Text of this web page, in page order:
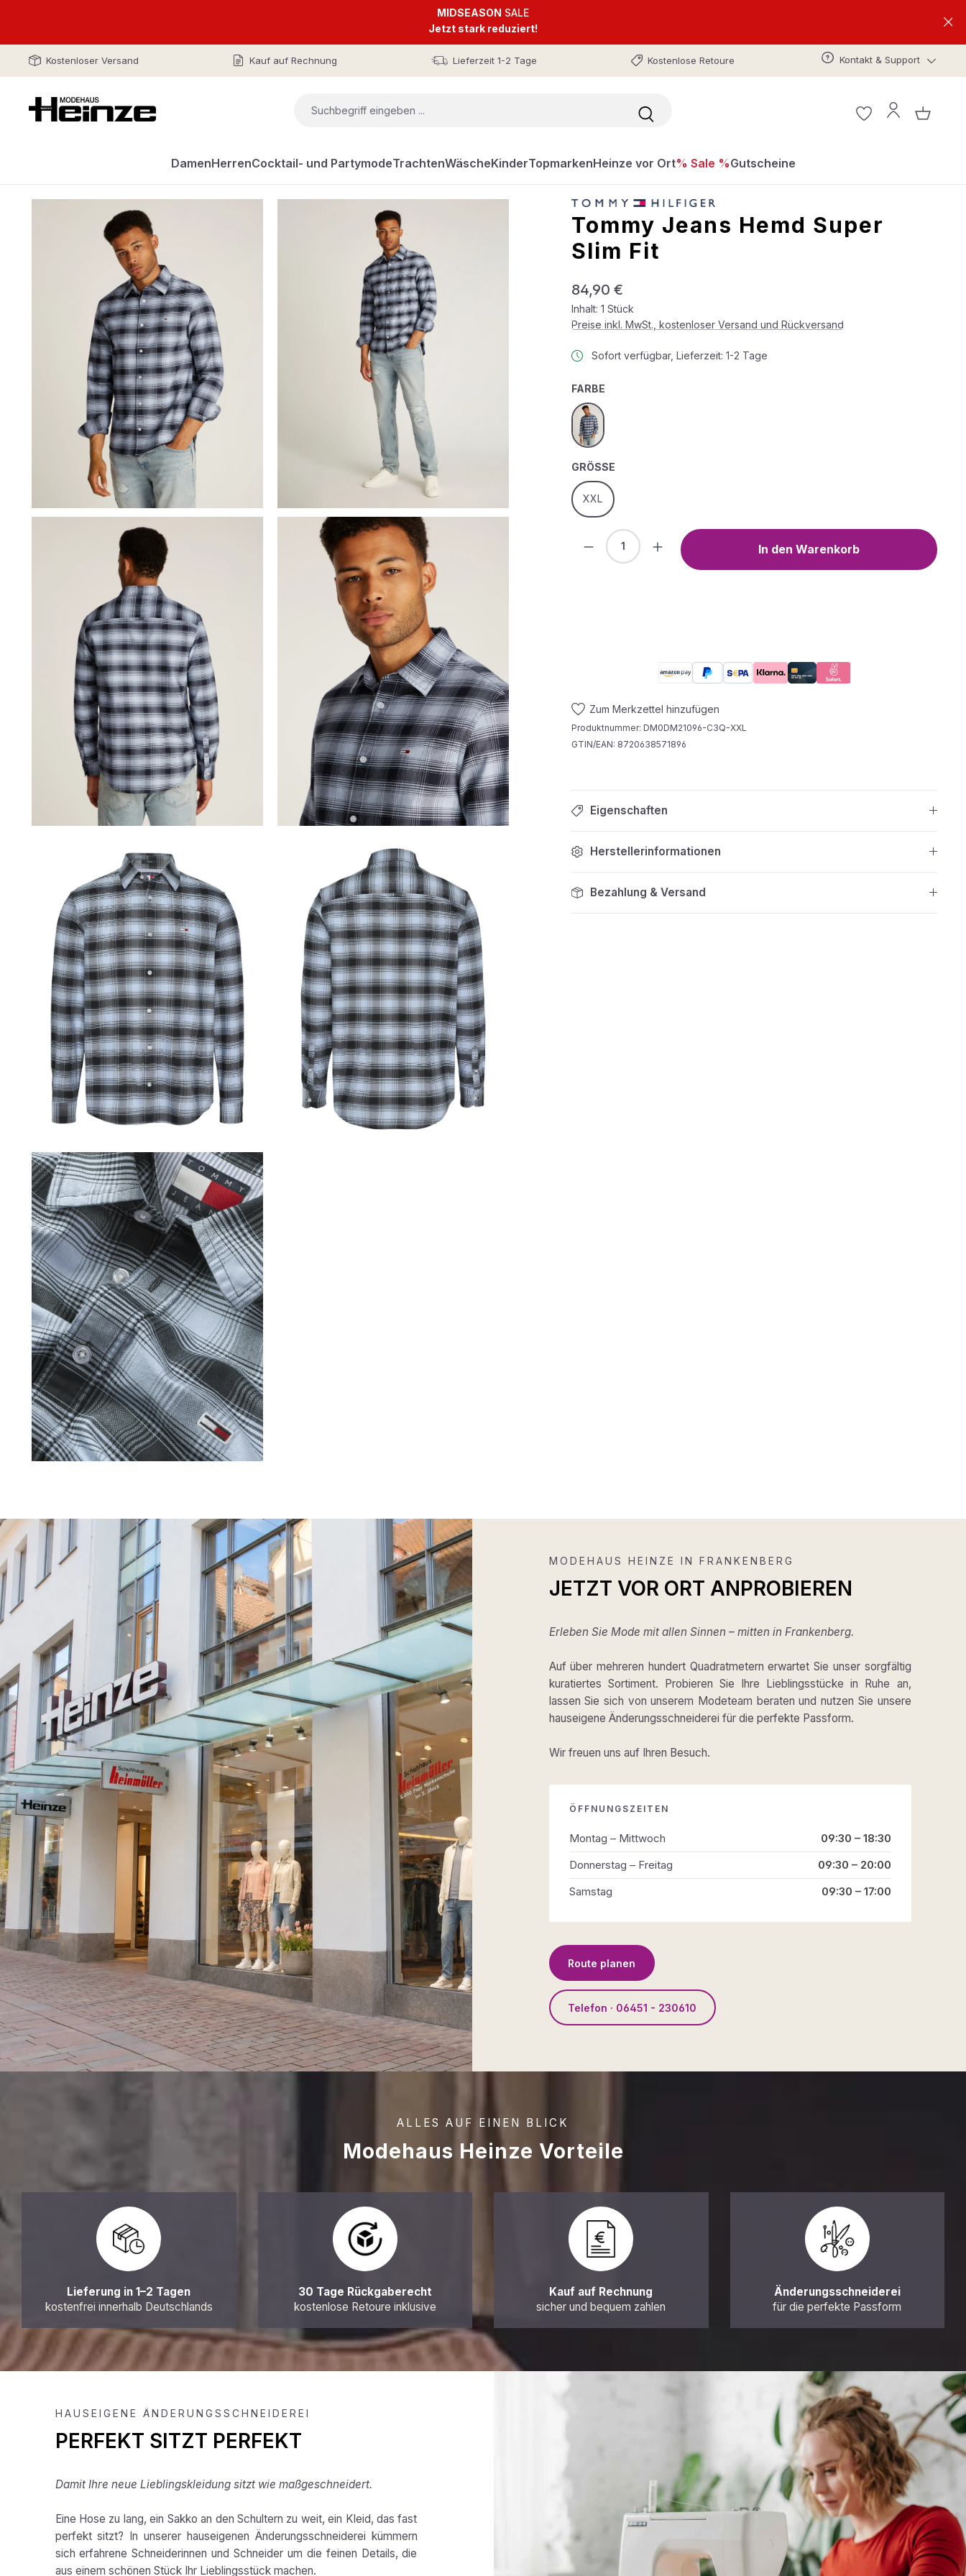
MIDSEASON SALE
Jetzt stark reduziert!
Kostenloser Versand Kauf auf Rechnung Lieferzeit 1-2 Tage Kostenlose Retoure Kontakt & Support
DamenHerrenCocktail- und PartymodeTrachtenWäscheKinderTopmarkenHeinze vor Ort% Sale %Gutscheine
Bildergalerie überspringen
Tommy Jeans Hemd Super
Slim Fit
Regulärer Preis:
84,90 €
Inhalt: 1 Stück
Preise inkl. MwSt., kostenloser Versand und Rückversand
Sofort verfügbar, Lieferzeit: 1-2 Tage
FARBEAUSWÄHLEN
sweet blue check
GRÖSSE AUSWÄHLEN
XXL
Produkt Anzahl: Gib den gewünschten Wert
In den Warenkorb
Zum Merkzettel hinzufügen
Produktnummer: DM0DM21096-C3Q-XXL
GTIN/EAN: 8720638571896
Eigenschaften
Herstellerinformationen
Bezahlung & Versand
MODEHAUS HEINZE IN FRANKENBERG
JETZT VOR ORT ANPROBIEREN
Erleben Sie Mode mit allen Sinnen – mitten in Frankenberg.
Auf über mehreren hundert Quadratmetern erwartet Sie unser sorgfältig
kuratiertes Sortiment. Probieren Sie Ihre Lieblingsstücke in Ruhe an,
lassen Sie sich von unserem Modeteam beraten und nutzen Sie unsere
hauseigene Änderungsschneiderei für die perfekte Passform.
Wir freuen uns auf Ihren Besuch.
ÖFFNUNGSZEITEN
Montag – Mittwoch
09:30 – 18:30
Donnerstag – Freitag
09:30 – 20:00
Samstag
09:30 – 17:00
Route planen
Telefon · 06451 - 230610
ALLES AUF EINEN BLICK
Modehaus Heinze Vorteile
Lieferung in 1–2 Tagen
kostenfrei innerhalb Deutschlands
30 Tage Rückgaberecht
kostenlose Retoure inklusive
Kauf auf Rechnung
sicher und bequem zahlen
Änderungsschneiderei
für die perfekte Passform
HAUSEIGENE ÄNDERUNGSSCHNEIDEREI
PERFEKT SITZT PERFEKT
Damit Ihre neue Lieblingskleidung sitzt wie maßgeschneidert.
Eine Hose zu lang, ein Sakko an den Schultern zu weit, ein Kleid, das fast
perfekt sitzt? In unserer hauseigenen Änderungsschneiderei kümmern
sich erfahrene Schneiderinnen und Schneider um die feinen Details, die
aus einem schönen Stück Ihr Lieblingsstück machen.